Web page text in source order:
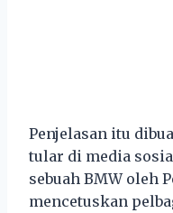
Penjelasan itu
tular di media
sebuah BMW oleh
mencetuskan